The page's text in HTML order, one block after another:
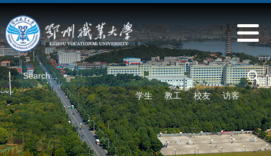
学生 教工 校友 访客